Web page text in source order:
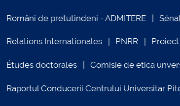
Români de pretutindeni - ADMITERE
Relations Internationales PNRR Proiect
Études doctorales Comisie de etica
Raportul Conducerii Centrului Universitar